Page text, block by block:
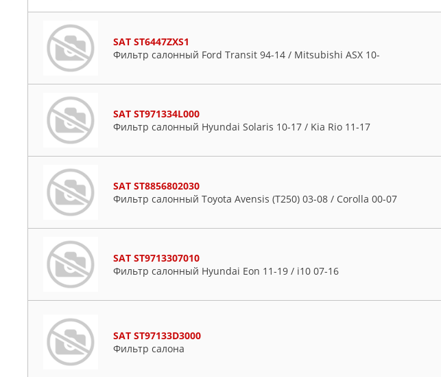
SAT ST6447ZXS1
Фильтр салонный Ford Transit 94-14 / Mitsubishi ASX 10-
SAT ST971334L000
Фильтр салонный Hyundai Solaris 10-17 / Kia Rio 11-17
SAT ST8856802030
Фильтр салонный Toyota Avensis (T250) 03-08 / Corolla 00-07
SAT ST9713307010
Фильтр салонный Hyundai Eon 11-19 / i10 07-16
SAT ST97133D3000
Фильтр салона